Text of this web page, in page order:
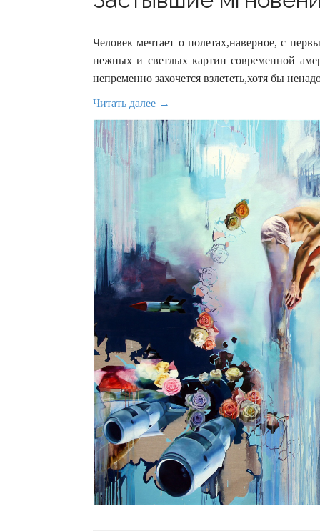
Человек мечтает о полетах,наверное, с
нежных и светлых картин современной
непременно захочется взлететь,хотя бы
Читать далее →